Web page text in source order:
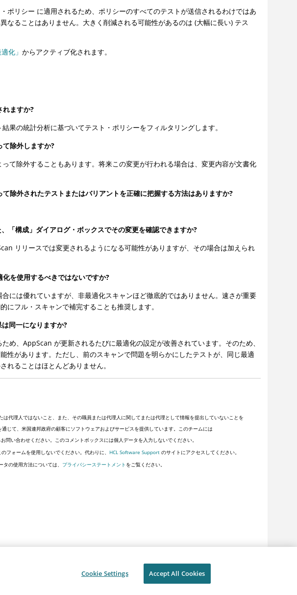
ポリシー に適用されるため、ポリシーのすべてのテストが送信されるわけではあ
なることはありません。大きく削減される可能性があるのは (大幅に長い) テス
適化」からアクティブ化されます。
れますか?
果の統計分析に基づいてテスト・ポリシーをフィルタリングします。
て除外しますか?
て除外することもあります。将来この変更が行われる場合は、変更内容が文書化
除外されたテストまたはバリアントを正確に把握する方法はありますか?
「構成」ダイアログ・ボックスでその変更を確認できますか?
リリースでは変更されるようになる可能性がありますが、その場合は加えられ
を使用するべきではないですか?
には優れていますが、非最適化スキャンほど徹底的ではありません。速さが重要
にフル・スキャンで補完することも推奨します。
同一になりますか?
め、AppScan が更新されるたびに最適化の設定が改善されています。そのため、
性があります。ただし、前のスキャンで問題を明らかにしたテストが、同じ最適
れることはほとんどありません。
代理人ではないこと、また、その職員または代理人に関してまたは代理として情報を提出していないことを
じて、米国連邦政府の顧客にソフトウェアおよびサービスを提供しています。このチームには
問い合わせください。このコメントボックスには個人データを入力しないでください。
フォームを使用しないでください。代わりに、 HCL Software Support のサイトにアクセスしてください。
の使用方法については、 プライバシーステートメント をご覧ください。
Cookie Settings Accept All Cookies